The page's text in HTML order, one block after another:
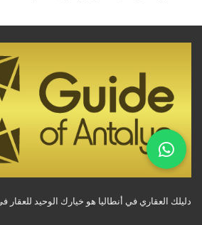
دليلك العقاري في أنطاليا هو خيارك الوحيد للعقار